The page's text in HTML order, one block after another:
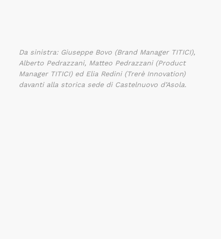
Da sinistra: Giuseppe Bovo (Brand Manager TITICI),
Alberto Pedrazzani, Matteo Pedrazzani (Product
Manager TITICI) ed Elia Redini (Trerè Innovation)
davanti alla storica sede di Castelnuovo d’Asola.